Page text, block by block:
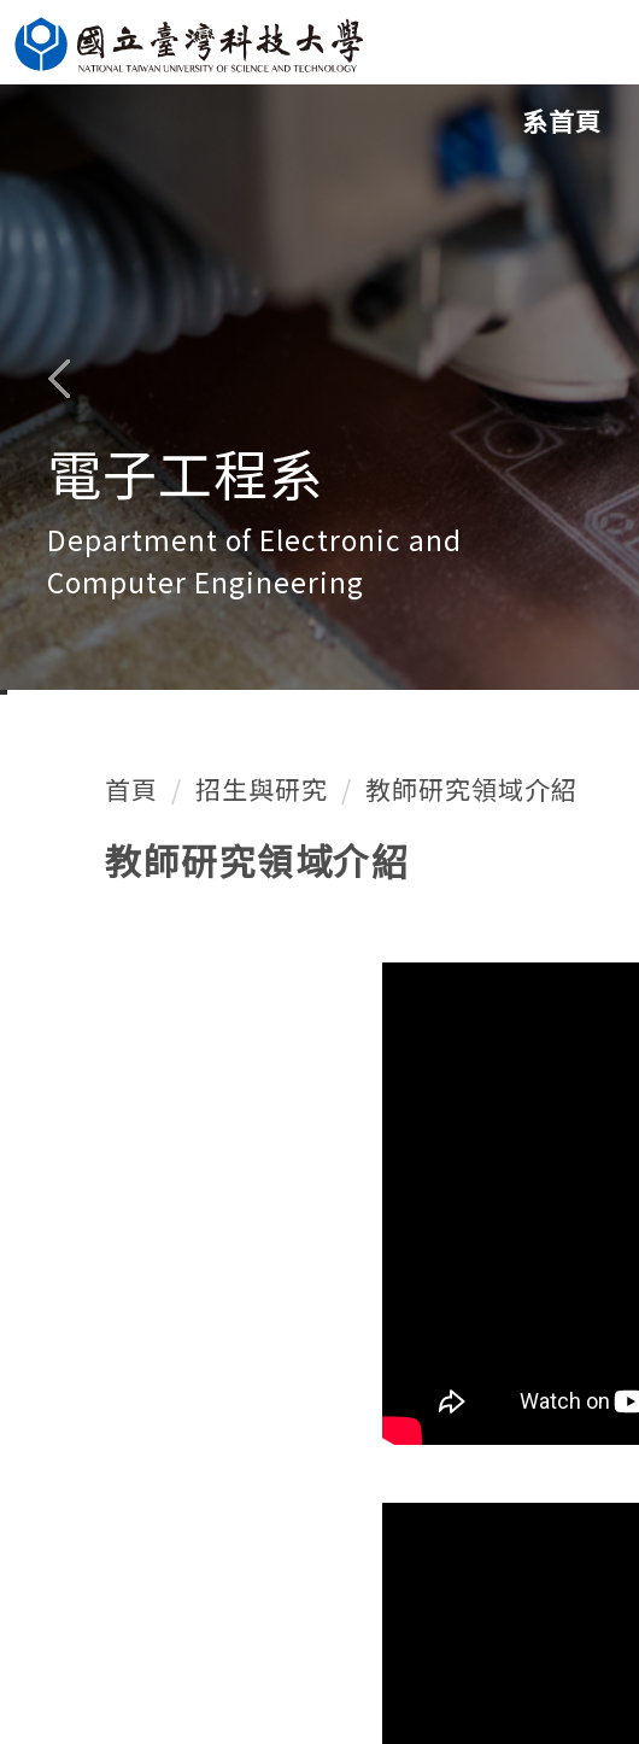
跳
到
主
內
容
區
系首頁
電子工程系
Department of Electronic and
Computer Engineering
首頁 招生與研究 教師研究領域介紹
教師研究領域介紹